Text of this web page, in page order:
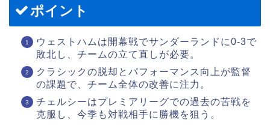
ポイント
ウェストハムは開幕戦でサンダーランドに0-3で
敗北し、チームの立て直しが必要。
クラシックの脱却とパフォーマンス向上が監督
の課題で、チーム全体の改善に注力。
チェルシーはプレミアリーグでの過去の苦戦を
克服し、今季も対戦相手に勝機を狙う。